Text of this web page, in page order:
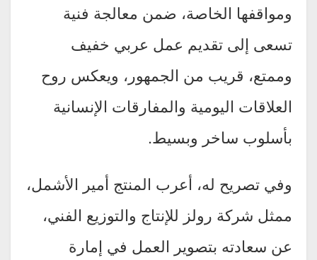
ومواقفها الخاصة، ضمن معالجة فنية
تسعى إلى تقديم عمل عربي خفيف
وممتع، قريب من الجمهور، ويعكس روح
العلاقات اليومية والمفارقات الإنسانية
بأسلوب ساخر وبسيط.
وفي تصريح له، أعرب المنتج أمير الأشمل،
ممثل شركة رولز للإنتاج والتوزيع الفني،
عن سعادته بتصوير العمل في إمارة